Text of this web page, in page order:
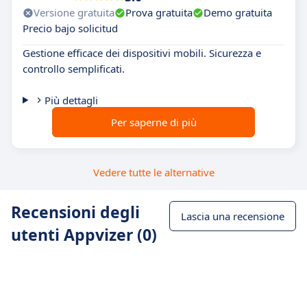
Versione gratuita Prova gratuita
Demo gratuita
Precio bajo solicitud
Gestione efficace dei dispositivi mobili. Sicurezza e
controllo semplificati.
Più dettagli
Per saperne di più
Vedere tutte le alternative
Recensioni degli
utenti Appvizer (0)
Lascia una recensione